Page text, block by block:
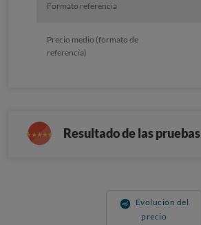
Formato referencia
Precio medio (formato de
referencia)
Resultado de las pruebas
Evolución del
precio